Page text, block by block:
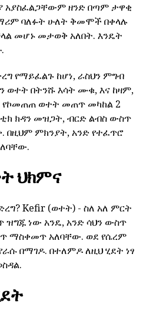
አያስፈልጋቸውም ዘንድ በጣም ታዋቂ
ባለፉት ሁለት ቅመሞች በቀላሉ
መሆኑ መታወቅ አለበት. እንዴት
የማይፈልጉ ከሆነ, ራስህን ምግብ
ወተት በትንሹ እሳት ሙቁ, እና ከዛም,
ወተት መጠጥ መካከል 2
ክዳን መዝጋት, ብርድ ልብስ ውስጥ
በዚህም ምክንያት, አንድ የተፈጥሮ
ህክምና
Kefir (ወተት) - ስለ አለ ምርት
ነው አንዴ, አንድ ሳህን ውስጥ
ማስቀመጥ አለባቸው. ወደ የሴረም
በማገዶ. በተለምዶ ለዚህ ሂደት ነፃ